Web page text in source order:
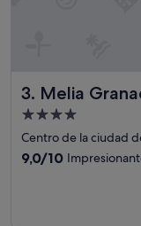
3. Melia
Melia Granada
Alojamiento
de
4.0 estrellas
Centro de la ciudad
9.0
9,0/10